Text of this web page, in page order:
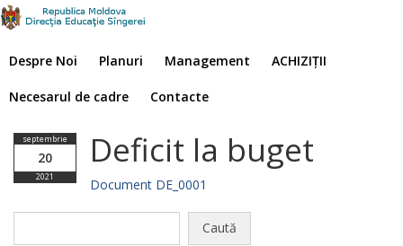
Despre Noi Planuri Management ACHIZIȚII
Necesarul de cadre Contacte
septembrie
20
2021
Deficit la buget
Document DE_0001